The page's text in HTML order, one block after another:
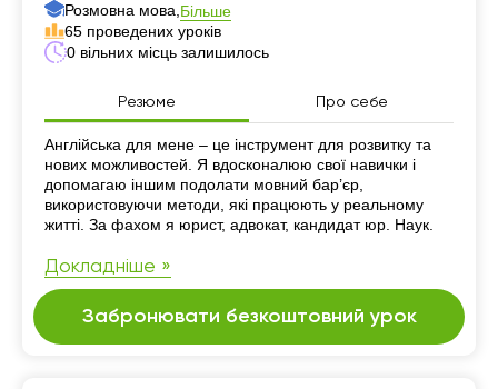
Розмовна мова, Більше
65 проведених уроків
0 вільних місць залишилось
Резюме Про себе
Резюме
Англійська для мене – це інструмент для розвитку та
нових можливостей. Я вдосконалюю свої навички і
допомагаю іншим подолати мовний бар’єр,
використовуючи методи, які працюють у реальному
житті. За фахом я юрист, адвокат, кандидат юр. Наук.
Докладніше »
Забронювати безкоштовний урок